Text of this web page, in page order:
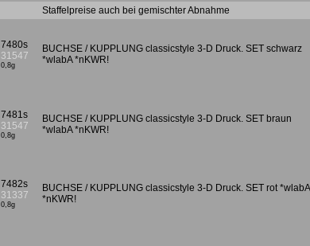
Staffelpreise auch bei gemischter Abnahme
7480s
31547
0,8g
BUCHSE / KUPPLUNG classicstyle 3-D Druck. SET schwarz
*wlabA *nKWR!
7481s
31547
0,8g
BUCHSE / KUPPLUNG classicstyle 3-D Druck. SET braun
*wlabA *nKWR!
7482s
31337
0,8g
BUCHSE / KUPPLUNG classicstyle 3-D Druck. SET rot *wlabA
*nKWR!